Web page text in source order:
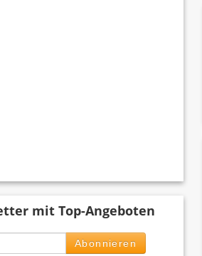
mit Top-Angeboten
Abonnieren